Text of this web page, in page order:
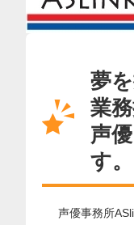
夢
業
声
す。
声優事務所